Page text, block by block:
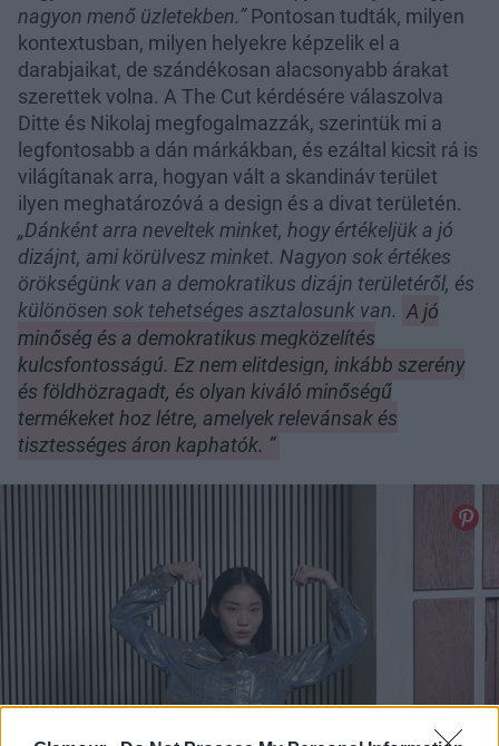
nagyon menő üzletekben.”Pontosan tudták, milyen
kontextusban, milyen helyekre képzelik el a
darabjaikat, de szándékosan alacsonyabb árakat
szerettek volna. A The Cut kérdésére válaszolva
Ditte és Nikolaj megfogalmazzák, szerintük mi a
legfontosabb a dán márkákban, és ezáltal kicsit rá is
világítanak arra, hogyan vált a skandináv terület
ilyen meghatározóvá a design és a divat területén.
„Dánként arra neveltek minket, hogy értékeljük a jó
dizájnt, ami körülvesz minket. Nagyon sok értékes
örökségünk van a demokratikus dizájn területéről, és
különösen sok tehetséges asztalosunk van. A jó
minőség és a demokratikus megközelítés
kulcsfontosságú. Ez nem elitdesign, inkább szerény
és földhözragadt, és olyan kiváló minőségű
termékeket hoz létre, amelyek relevánsak és
tisztességes áron kaphatók. ”